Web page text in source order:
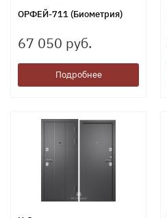
ОРФЕЙ-711 (Биометрия)
67 050 руб.
Подробнее